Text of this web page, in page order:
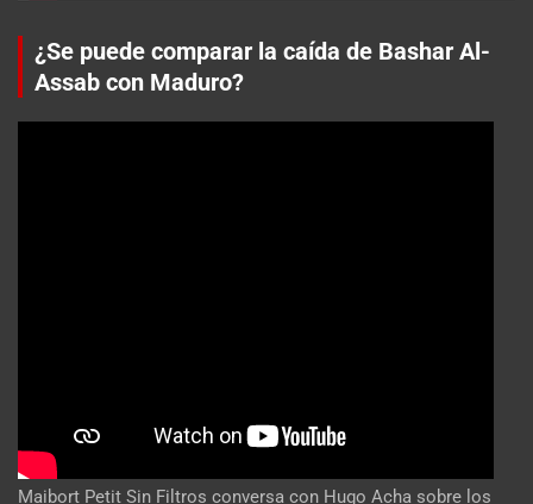
¿Se puede comparar la caída de Bashar Al-
Assab con Maduro?
Maibort Petit Sin Filtros conversa con Hugo Acha sobre los